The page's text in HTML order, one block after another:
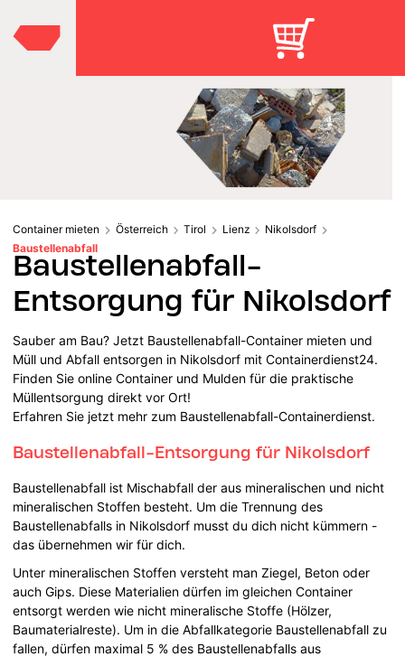
Container mieten Österreich Tirol Lienz
Nikolsdorf
Baustellenabfall
Baustellenabfall-
Entsorgung für Nikolsdorf
Sauber am Bau? Jetzt Baustellenabfall-Container mieten und
Müll und Abfall entsorgen in Nikolsdorf mit Containerdienst24.
Finden Sie online Container und Mulden für die praktische
Müllentsorgung direkt vor Ort!
Erfahren Sie jetzt mehr zum Baustellenabfall-Containerdienst.
Baustellenabfall-Entsorgung für Nikolsdorf
Baustellenabfall ist Mischabfall der aus mineralischen und nicht
mineralischen Stoffen besteht. Um die Trennung des
Baustellenabfalls in Nikolsdorf musst du dich nicht kümmern -
das übernehmen wir für dich.
Unter mineralischen Stoffen versteht man Ziegel, Beton oder
auch Gips. Diese Materialien dürfen im gleichen Container
entsorgt werden wie nicht mineralische Stoffe (Hölzer,
Baumaterialreste). Um in die Abfallkategorie Baustellenabfall zu
fallen, dürfen maximal 5 % des Baustellenabfalls aus